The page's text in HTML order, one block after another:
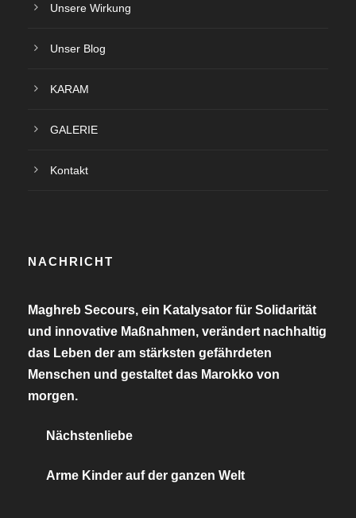
Unsere Wirkung
Unser Blog
KARAM
GALERIE
Kontakt
NACHRICHT
Maghreb Secours, ein Katalysator für Solidarität
und innovative Maßnahmen, verändert nachhaltig
das Leben der am stärksten gefährdeten
Menschen und gestaltet das Marokko von
morgen.
Nächstenliebe
Arme Kinder auf der ganzen Welt